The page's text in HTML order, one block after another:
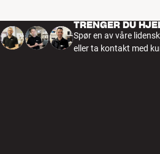
TRENGER DU
Spør en av våre
eller ta kontakt med